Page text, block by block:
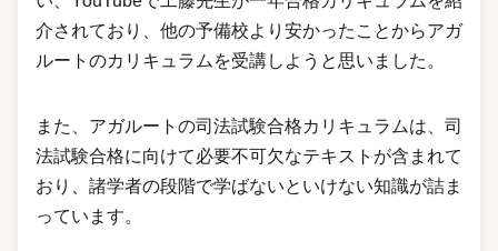
介されており、他の予備校より安かったことからアガ
ルートのカリキュラムを受講しようと思いました。
また、アガルートの司法試験合格カリキュラムは、司
法試験合格に向けて必要不可欠なテキストが含まれて
おり、諸学者の段階で学ばないといけない知識が詰ま
っています。